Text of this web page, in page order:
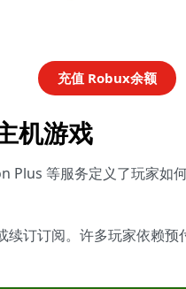
充值 Robux余额
机游戏
等服务定义了玩家
订订阅。许多玩家依赖